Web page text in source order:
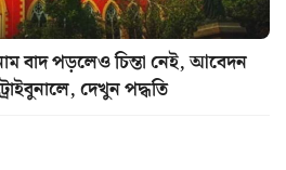
বাদ পড়লেও চিন্তা নেই, আবেদন
দেখুন পদ্ধতি